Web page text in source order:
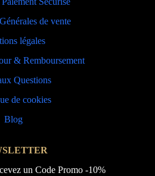
de vente
légales
& Remboursement
Questions
de cookies
Blog
un Code Promo -10%